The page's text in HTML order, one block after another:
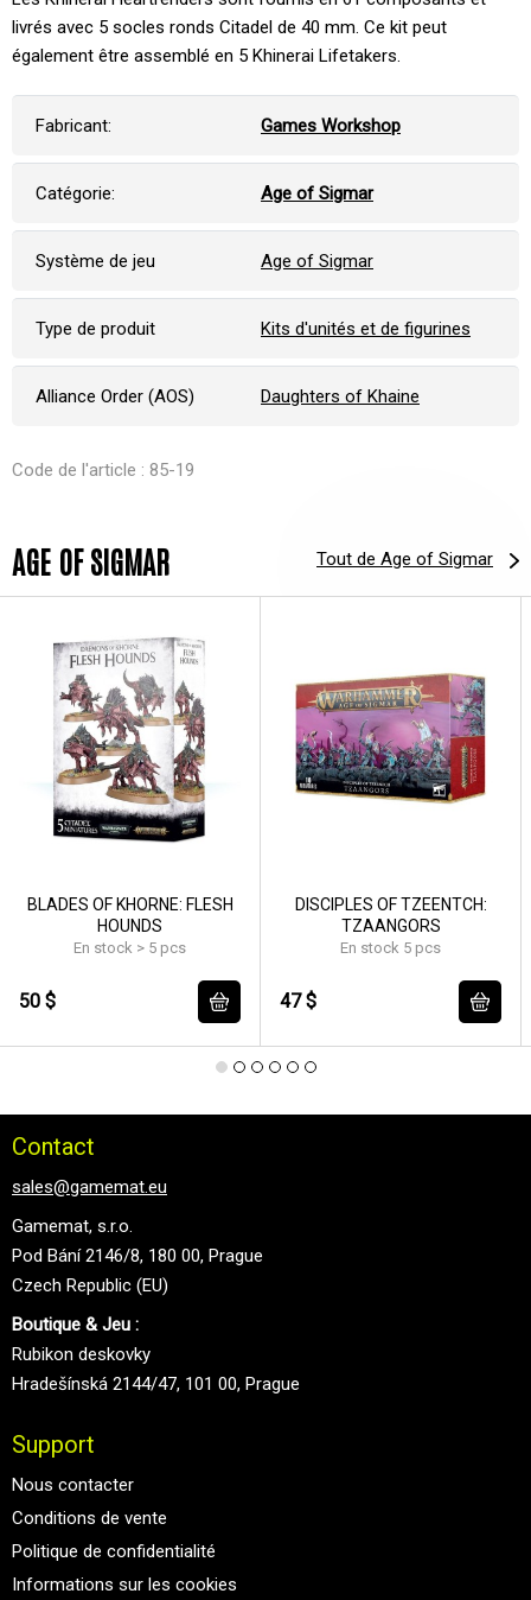
livrés avec 5 socles ronds Citadel de 40 mm. Ce kit peut
également être assemblé en 5 Khinerai Lifetakers.
Fabricant: Games Workshop
Catégorie: Age of Sigmar
Système de jeu Age of Sigmar
Type de produit Kits d'unités et de figurines
Alliance Order (AOS) Daughters of Khaine
Code de l'article : 85-19
AGE OF SIGMAR Tout de Age of Sigmar
BLADES OF KHORNE: FLESH
HOUNDS
En stock > 5 pcs
50 $
DISCIPLES OF TZEENTCH:
TZAANGORS
En stock 5 pcs
47 $
Contact
sales@gamemat.eu
Gamemat, s.r.o.
Pod Bání 2146/8, 180 00, Prague
Czech Republic (EU)
Boutique & Jeu :
Rubikon deskovky
Hradešínská 2144/47, 101 00, Prague
Support
Nous contacter
Conditions de vente
Politique de confidentialité
Informations sur les cookies